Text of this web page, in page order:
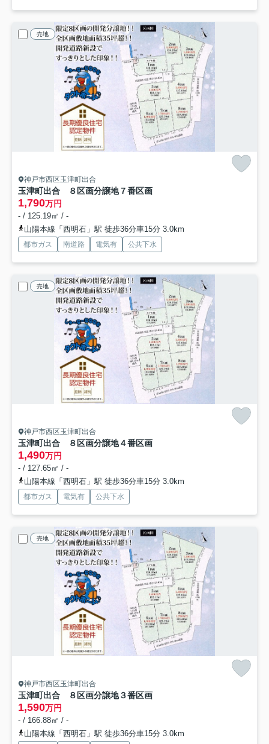
売地
神戸市西区玉津町出合
玉津町出合 ８区画分譲地７番区画
1,790万円
- / 125.19㎡ / -
山陽本線「西明石」駅 徒歩36分車15分 3.0km
都市ガス 南道路 電気有 公共下水
売地
神戸市西区玉津町出合
玉津町出合 ８区画分譲地４番区画
1,490万円
- / 127.65㎡ / -
山陽本線「西明石」駅 徒歩36分車15分 3.0km
都市ガス 電気有 公共下水
売地
神戸市西区玉津町出合
玉津町出合 ８区画分譲地３番区画
1,590万円
- / 166.88㎡ / -
山陽本線「西明石」駅 徒歩36分車15分 3.0km